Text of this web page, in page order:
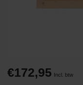
€172,95 Incl. btw